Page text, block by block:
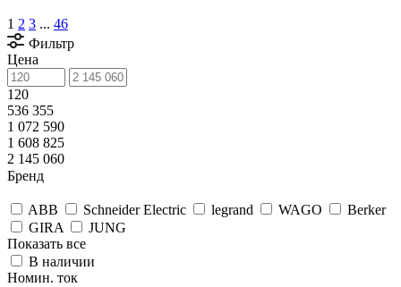
1 2 3 ... 46
Фильтр
Цена
120
536 355
1 072 590
1 608 825
2 145 060
Бренд
ABB Schneider Electric legrand WAGO
Berker
GIRA
JUNG
Показать все
В наличии
Номин. ток